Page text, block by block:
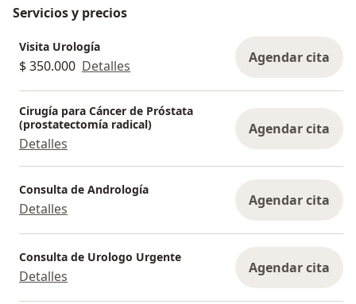
Servicios y precios
Visita Urología
$ 350.000 Detalles Agendar cita
Cirugía para Cáncer de Próstata
(prostatectomía radical)
Detalles
Agendar cita
Consulta de Andrología
Detalles Agendar cita
Consulta de Urologo Urgente
Detalles Agendar cita